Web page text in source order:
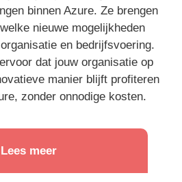
binnen Azure. Ze brengen
nieuwe mogelijkheden
en bedrijfsvoering.
dat jouw organisatie op
manier blijft profiteren
zonder onnodige kosten.
Lees meer